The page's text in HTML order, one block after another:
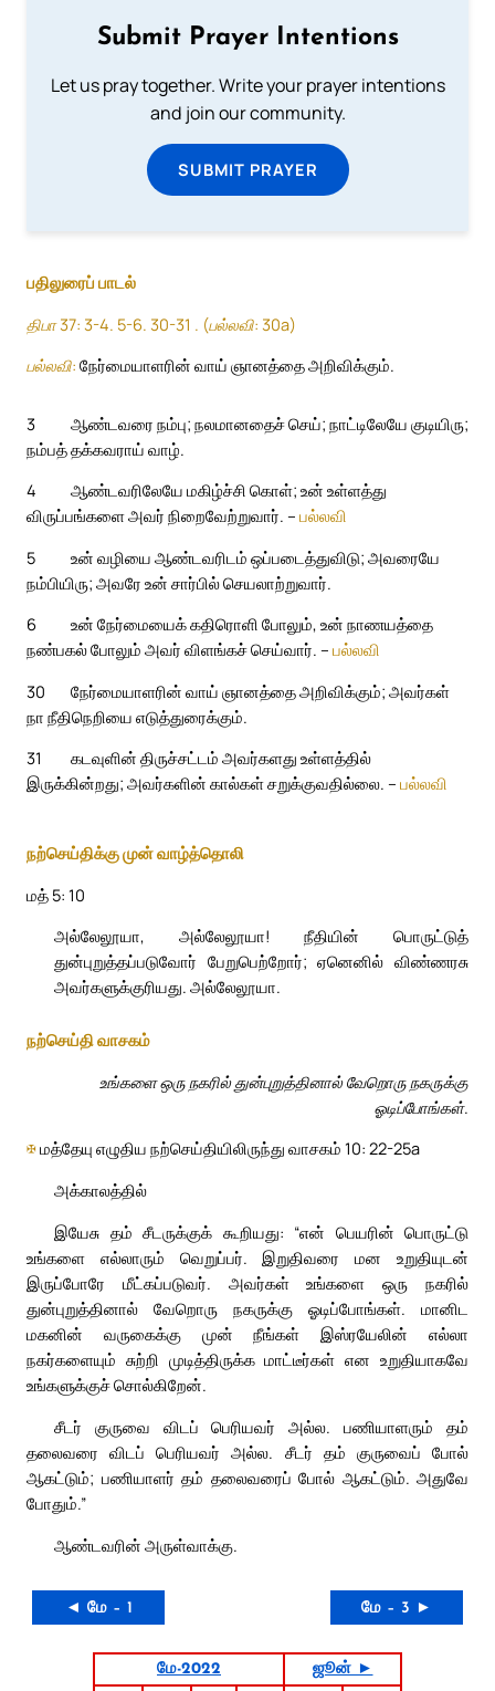
Submit Prayer Intentions
Let us pray together. Write your prayer intentions
and join our community.
SUBMIT PRAYER
பதிலுரைப் பாடல்
திபா 37: 3-4. 5-6. 30-31 . (பல்லவி: 30a)
பல்லவி: நேர்மையாளரின் வாய் ஞானத்தை அறிவிக்கும்.
3
ஆண்டவரை நம்பு; நலமானதைச் செய்; நாட்டிலேயே குடியிரு;
நம்பத் தக்கவராய் வாழ்.
4
ஆண்டவரிலேயே மகிழ்ச்சி கொள்; உன் உள்ளத்து
விருப்பங்களை அவர் நிறைவேற்றுவார். – பல்லவி
5
உன் வழியை ஆண்டவரிடம் ஒப்படைத்துவிடு; அவரையே
நம்பியிரு; அவரே உன் சார்பில் செயலாற்றுவார்.
6
உன் நேர்மையைக் கதிரொளி போலும், உன் நாணயத்தை
நண்பகல் போலும் அவர் விளங்கச் செய்வார். – பல்லவி
30
நேர்மையாளரின் வாய் ஞானத்தை அறிவிக்கும்; அவர்கள்
நா நீதிநெறியை எடுத்துரைக்கும்.
31
கடவுளின் திருச்சட்டம் அவர்களது உள்ளத்தில்
இருக்கின்றது; அவர்களின் கால்கள் சறுக்குவதில்லை. – பல்லவி
நற்செய்திக்கு முன் வாழ்த்தொலி
மத் 5: 10
அல்லேலூயா, அல்லேலூயா! நீதியின் பொருட்டுத்
துன்புறுத்தப்படுவோர் பேறுபெற்றோர்; ஏனெனில் விண்ணரசு
அவர்களுக்குரியது. அல்லேலூயா.
நற்செய்தி வாசகம்
உங்களை ஒரு நகரில் துன்புறுத்தினால் வேறொரு நகருக்கு
ஓடிப்போங்கள்.
✠மத்தேயு எழுதிய நற்செய்தியிலிருந்து வாசகம் 10: 22-25a
அக்காலத்தில்
இயேசு தம் சீடருக்குக் கூறியது: “என் பெயரின் பொருட்டு
உங்களை எல்லாரும் வெறுப்பர். இறுதிவரை மன உறுதியுடன்
இருப்போரே மீட்கப்படுவர். அவர்கள் உங்களை ஒரு நகரில்
துன்புறுத்தினால் வேறொரு நகருக்கு ஓடிப்போங்கள். மானிட
மகனின் வருகைக்கு முன் நீங்கள் இஸ்ரயேலின் எல்லா
நகர்களையும் சுற்றி முடித்திருக்க மாட்டீர்கள் என உறுதியாகவே
உங்களுக்குச் சொல்கிறேன்.
சீடர் குருவை விடப் பெரியவர் அல்ல. பணியாளரும் தம்
தலைவரை விடப் பெரியவர் அல்ல. சீடர் தம் குருவைப் போல்
ஆகட்டும்; பணியாளர் தம் தலைவரைப் போல் ஆகட்டும். அதுவே
போதும்.”
ஆண்டவரின் அருள்வாக்கு.
◄ மே – 1 மே – 3 ►
மே-2022 ஜூன் ►